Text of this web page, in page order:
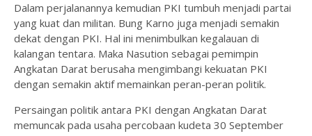
Dalam perjalanannya kemudian PKI tumbuh menjadi partai
yang kuat dan militan. Bung Karno juga menjadi semakin
dekat dengan PKI. Hal ini menimbulkan kegalauan di
kalangan tentara. Maka Nasution sebagai pemimpin
Angkatan Darat berusaha mengimbangi kekuatan PKI
dengan semakin aktif memainkan peran-peran politik.
Persaingan politik antara PKI dengan Angkatan Darat
memuncak pada usaha percobaan kudeta 30 September